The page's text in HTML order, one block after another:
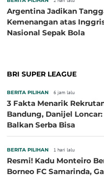
Argentina Jadikan
Kemenangan atas
Nasional Sepak Bola
BRI SUPER LEAGUE
BERITA PILIHAN 6 jam lalu
3 Fakta Menarik
Bandung, Danijel
Balkan Serba Bisa
BERITA PILIHAN 1 hari lalu
Resmi! Kadu Monteiro
Borneo FC Samarinda,